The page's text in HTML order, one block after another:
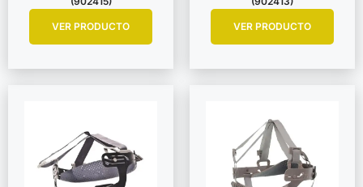
VER PRODUCTO VER PRODUCTO